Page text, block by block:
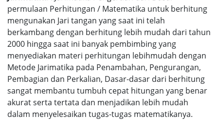
permulaan Perhitungan / Matematika untuk berhitung
mengunakan Jari tangan yang saat ini telah
berkambang dengan berhitung lebih mudah dari tahun
2000 hingga saat ini banyak pembimbing yang
menyediakan materi perhitungan lebihmudah dengan
Metode Jarimatika pada Penambahan, Pengurangan,
Pembagian dan Perkalian, Dasar-dasar dari berhitung
sangat membantu tumbuh cepat hitungan yang benar
akurat serta tertata dan menjadikan lebih mudah
dalam menyelesaikan tugas-tugas matematikanya.